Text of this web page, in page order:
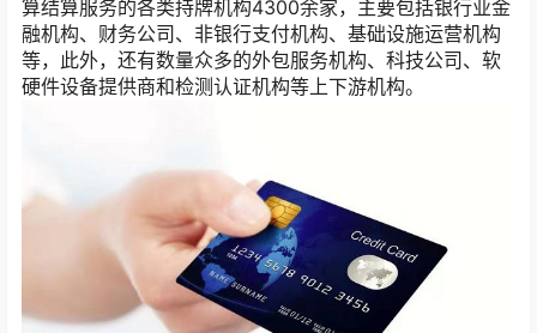
算结算服务的各类持牌机构4300余家，主要包括银行业金
融机构、财务公司、非银行支付机构、基础设施运营机构
等，此外，还有数量众多的外包服务机构、科技公司、软
硬件设备提供商和检测认证机构等上下游机构。